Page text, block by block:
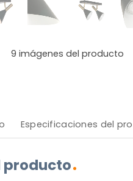
9 imágenes del producto
Especificaciones del
producto